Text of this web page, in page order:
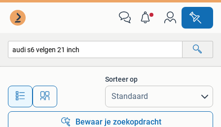
Alle afstanden…
Sorteer op
Bewaar je zoekopdracht